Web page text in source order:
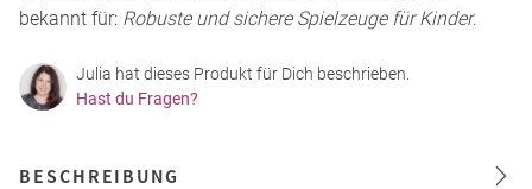
bekannt für: Robuste und sichere Spielzeuge für Kinder.
Julia hat dieses Produkt für Dich beschrieben.
Hast du Fragen?
BESCHREIBUNG